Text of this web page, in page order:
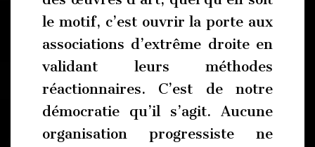
le motif, c’est ouvrir la porte aux
associations d’extrême droite en
validant leurs méthodes
réactionnaires. C’est de notre
démocratie qu’il s’agit. Aucune
organisation progressiste ne